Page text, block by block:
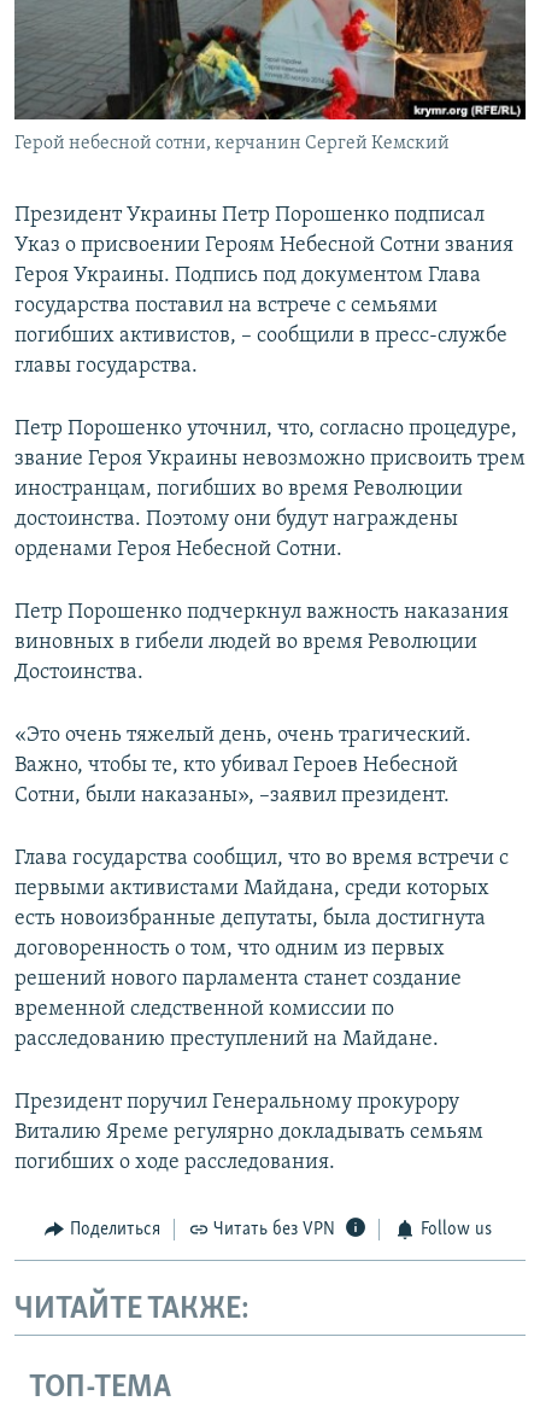
ПОБЕДИТЕЛЕЙ НЕ СУДЯТ?
КРЫМ.НЕПОКОРЕННЫЙ
ELIFBE
УКРАИНСКАЯ ПРОБЛЕМА КРЫМА
ПРИСОЕДИНЯЙТЕСЬ!
Герой небесной сотни, керчанин Сергей Кемский
Президент Украины Петр Порошенко подписал
Указ о присвоении Героям Небесной Сотни звания
Героя Украины. Подпись под документом Глава
государства поставил на встрече с семьями
погибших активистов, – сообщили в пресс-службе
главы государства.
Петр Порошенко уточнил, что, согласно процедуре,
звание Героя Украины невозможно присвоить трем
иностранцам, погибших во время Революции
достоинства. Поэтому они будут награждены
орденами Героя Небесной Сотни.
Петр Порошенко подчеркнул важность наказания
виновных в гибели людей во время Революции
Достоинства.
«Это очень тяжелый день, очень трагический.
Важно, чтобы те, кто убивал Героев Небесной
Сотни, были наказаны», –заявил президент.
Глава государства сообщил, что во время встречи с
первыми активистами Майдана, среди которых
есть новоизбранные депутаты, была достигнута
договоренность о том, что одним из первых
решений нового парламента станет создание
временной следственной комиссии по
расследованию преступлений на Майдане.
Президент поручил Генеральному прокурору
Виталию Яреме регулярно докладывать семьям
погибших о ходе расследования.
Поделиться Читать без VPN Follow us
ЧИТАЙТЕ ТАКЖЕ:
ТОП-ТЕМА